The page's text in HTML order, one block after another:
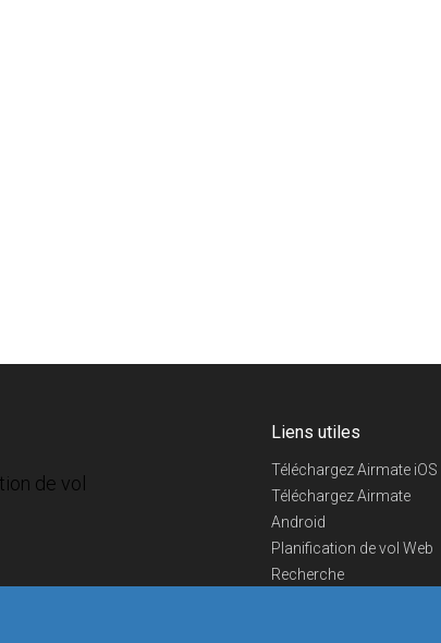
de vol
Liens utiles
Téléchargez Airmate iOS
Téléchargez Airmate
Android
Planification de vol Web
Recherche